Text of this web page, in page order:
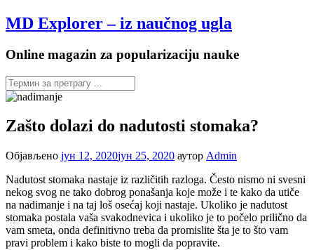
Настави
на
MD Explorer – iz naučnog ugla
Online magazin za popularizaciju nauke
Zašto dolazi do nadutosti stomaka?
Објављено јун 12, 2020јун 25, 2020 аутор Admin
Nadutost stomaka nastaje iz različitih razloga. Često nismo ni svesni
nekog svog ne tako dobrog ponašanja koje može i te kako da utiče
na nadimanje i na taj loš osećaj koji nastaje. Ukoliko je nadutost
stomaka postala vaša svakodnevica i ukoliko je to počelo prilično da
vam smeta, onda definitivno treba da promislite šta je to što vam
pravi problem i kako biste to mogli da popravite.